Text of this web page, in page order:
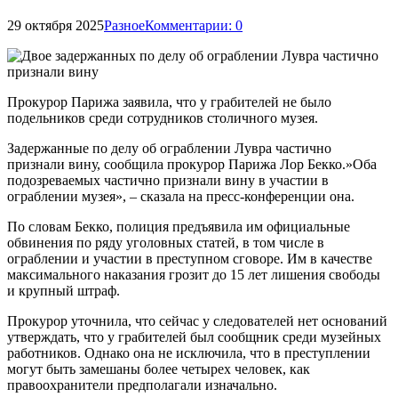
29 октября 2025РазноеКомментарии: 0
Прокурор Парижа заявила, что у грабителей не было
подельников среди сотрудников столичного музея.
Задержанные по делу об ограблении Лувра частично
признали вину, сообщила прокурор Парижа Лор Бекко.»Оба
подозреваемых частично признали вину в участии в
ограблении музея», – сказала на пресс-конференции она.
По словам Бекко, полиция предъявила им официальные
обвинения по ряду уголовных статей, в том числе в
ограблении и участии в преступном сговоре. Им в качестве
максимального наказания грозит до 15 лет лишения свободы
и крупный штраф.
Прокурор уточнила, что сейчас у следователей нет оснований
утверждать, что у грабителей был сообщник среди музейных
работников. Однако она не исключила, что в преступлении
могут быть замешаны более четырех человек, как
правоохранители предполагали изначально.